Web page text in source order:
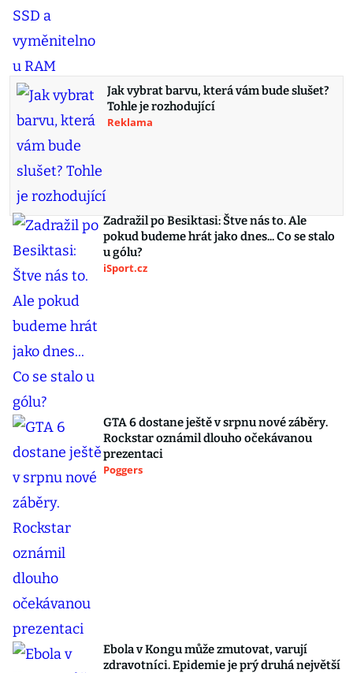
Jak vybrat barvu, která vám bude slušet?
Tohle je rozhodující
Reklama
Zadražil po Besiktasi: Štve nás to. Ale
pokud budeme hrát jako dnes... Co se stalo
u gólu?
iSport.cz
GTA 6 dostane ještě v srpnu nové záběry.
Rockstar oznámil dlouho očekávanou
prezentaci
Poggers
Ebola v Kongu může zmutovat, varují
zdravotníci. Epidemie je prý druhá největší